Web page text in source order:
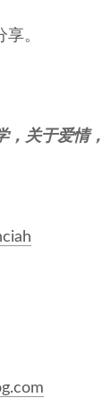
。
关于爱情